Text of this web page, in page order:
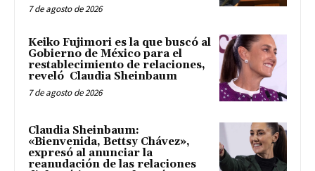
7 de agosto de 2026
Keiko Fujimori es la que buscó al
Gobierno de México para el
restablecimiento de relaciones,
reveló Claudia Sheinbaum
7 de agosto de 2026
Claudia Sheinbaum:
«Bienvenida, Bettsy Chávez»,
expresó al anunciar la
reanudación de las relaciones